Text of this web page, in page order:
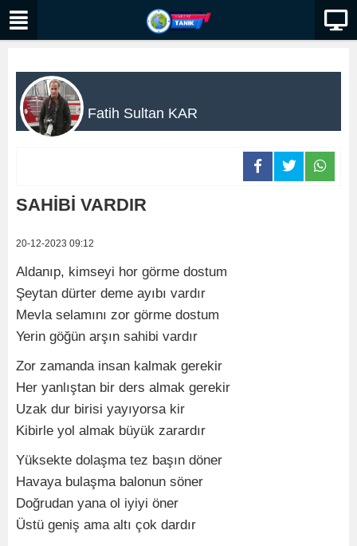
Fatih Sultan KAR
SAHİBİ VARDIR
20-12-2023 09:12
Aldanıp, kimseyi hor görme dostum
Şeytan dürter deme ayıbı vardır
Mevla selamını zor görme dostum
Yerin göğün arşın sahibi vardır
Zor zamanda insan kalmak gerekir
Her yanlıştan bir ders almak gerekir
Uzak dur birisi yayıyorsa kir
Kibirle yol almak büyük zarardır
Yüksekte dolaşma tez başın döner
Havaya bulaşma balonun söner
Doğrudan yana ol iyiyi öner
Üstü geniş ama altı çok dardır